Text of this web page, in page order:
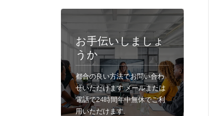
お手伝いしましょ
うか
都合の良い方法でお問い合わ
せいただけます.メールまたは
電話で24時間年中無休でご利
用いただけます.